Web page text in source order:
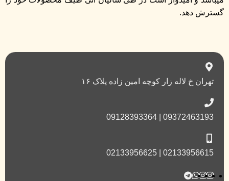
گسترش دهد.
تهران خ لاله زار کوچه امین زاده پلاک ۱۶
09372463193 | 09128393364
02133956615 | 02133956625